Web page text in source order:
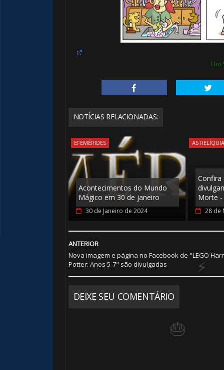
Um
NOTÍCIAS RELACIONADAS:
EFEMÉRIDES
Acontecimentos do Mundo
Mágico em 30 de janeiro
30 de Janeiro de 2024
AS
Morte -
28 de
ANTERIOR
Nova imagem e página no Facebook de "LEGO
Potter: Anos 5-7" são divulgadas
DEIXE SEU COMENTÁRIO